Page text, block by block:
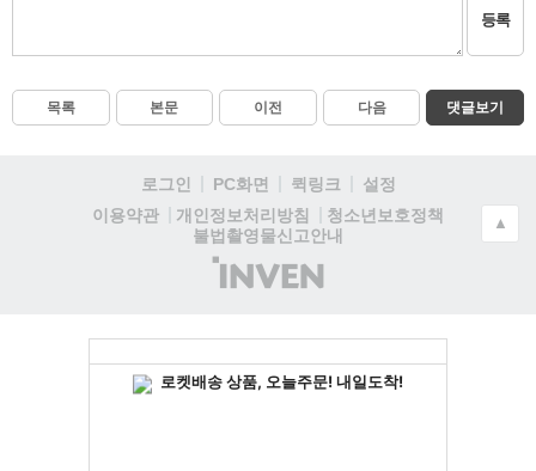
등록
목록 본문 이전 다음 댓글보기
로그인 PC화면 퀵링크
설정
이용약관
개인정보처리방침
청소년보호정책
불법촬영물신고안내
(주)
인
▲